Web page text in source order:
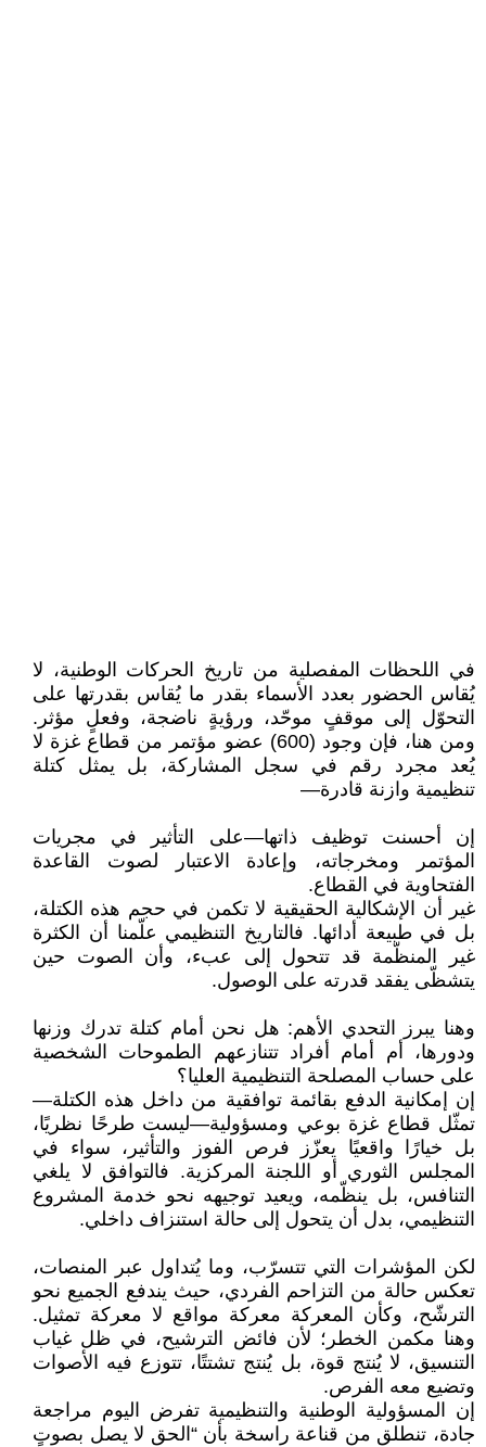
في اللحظات المفصلية من تاريخ الحركات الوطنية، لا
يُقاس الحضور بعدد الأسماء بقدر ما يُقاس بقدرتها على
التحوّل إلى موقفٍ موحّد، ورؤيةٍ ناضجة، وفعلٍ مؤثر.
ومن هنا، فإن وجود (600) عضو مؤتمر من قطاع غزة لا
يُعد مجرد رقم في سجل المشاركة، بل يمثل كتلة
تنظيمية وازنة قادرة—
إن أحسنت توظيف ذاتها—على التأثير في مجريات
المؤتمر ومخرجاته، وإعادة الاعتبار لصوت القاعدة
الفتحاوية في القطاع.
غير أن الإشكالية الحقيقية لا تكمن في حجم هذه الكتلة،
بل في طبيعة أدائها. فالتاريخ التنظيمي علّمنا أن الكثرة
غير المنظّمة قد تتحول إلى عبء، وأن الصوت حين
يتشظّى يفقد قدرته على الوصول.
وهنا يبرز التحدي الأهم: هل نحن أمام كتلة تدرك وزنها
ودورها، أم أمام أفراد تتنازعهم الطموحات الشخصية
على حساب المصلحة التنظيمية العليا؟
إن إمكانية الدفع بقائمة توافقية من داخل هذه الكتلة—
تمثّل قطاع غزة بوعي ومسؤولية—ليست طرحًا نظريًا،
بل خيارًا واقعيًا يعزّز فرص الفوز والتأثير، سواء في
المجلس الثوري أو اللجنة المركزية. فالتوافق لا يلغي
التنافس، بل ينظّمه، ويعيد توجيهه نحو خدمة المشروع
التنظيمي، بدل أن يتحول إلى حالة استنزاف داخلي.
لكن المؤشرات التي تتسرّب، وما يُتداول عبر المنصات،
تعكس حالة من التزاحم الفردي، حيث يندفع الجميع نحو
الترشّح، وكأن المعركة معركة مواقع لا معركة تمثيل.
وهنا مكمن الخطر؛ لأن فائض الترشيح، في ظل غياب
التنسيق، لا يُنتج قوة، بل يُنتج تشتتًا، تتوزع فيه الأصوات
وتضيع معه الفرص.
إن المسؤولية الوطنية والتنظيمية تفرض اليوم مراجعة
جادة، تنطلق من قناعة راسخة بأن “الحق لا يصل بصوتٍ